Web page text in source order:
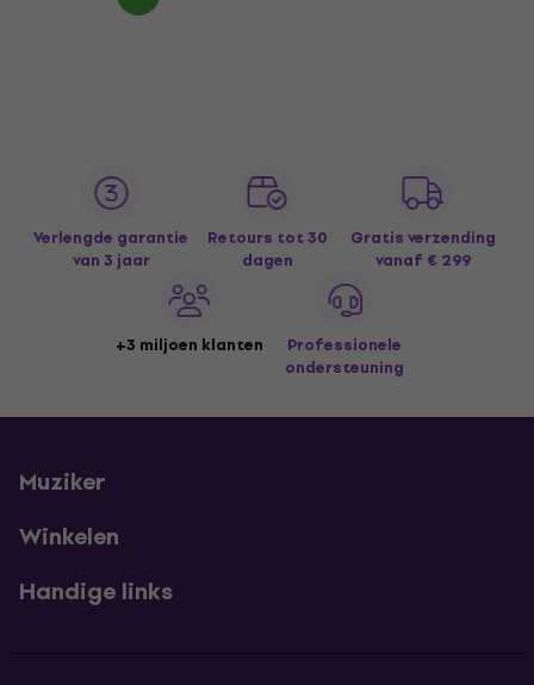
Verlengde garantie
van 3 jaar
Retours tot 30
dagen
Gratis verzending
vanaf € 299
+3 miljoen klanten
Professionele
ondersteuning
Muziker
Winkelen
Handige links